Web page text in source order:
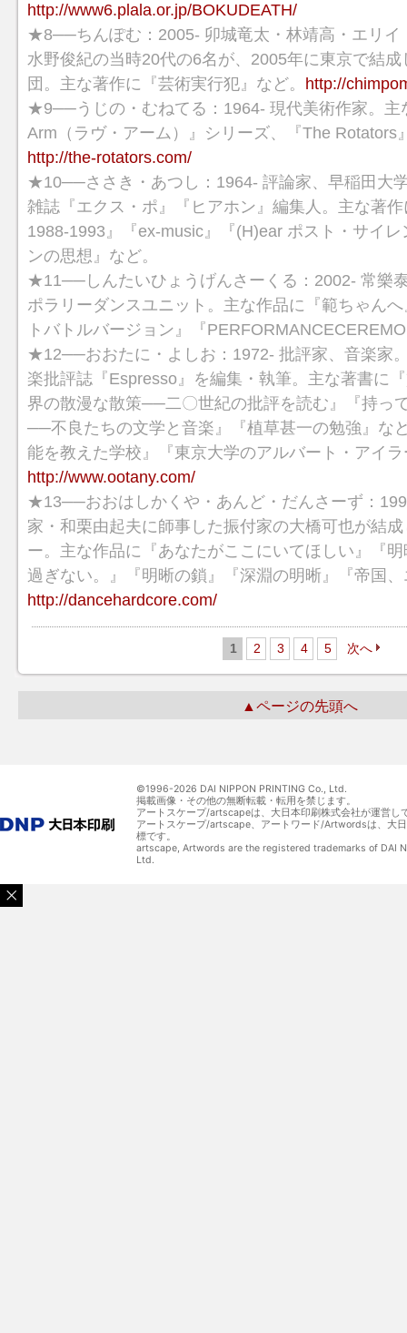
http://www6.plala.or.jp/BOKUDEATH/
★8──ちんぽむ：2005- 卯城竜太・林靖高・エリイ
水野俊紀の当時20代の6名が、2005年に東京で結
団。主な著作に『芸術実行犯』など。 http://
★9──うじの・むねてる：1964- 現代美術作家。主
Arm（ラヴ・アーム）』シリーズ、『The Rotators
http://the-rotators.com/
★10──ささき・あつし：1964- 評論家、早稲田大
雑誌『エクス・ポ』『ヒアホン』編集人。主な著
1988-1993』『ex-music』『(H)ear ポスト・サイ
ンの思想』など。
★11──しんたいひょうげんさーくる：2002- 常樂
ポラリーダンスユニット。主な作品に『範ちゃん
トバトルバージョン』『
★12──おおたに・よしお：1972- 批評家、音楽家
楽批評誌『Espresso』を編集・執筆。主な著書に
界の散漫な散策──二〇世紀の批評を読む』『持っ
──不良たちの文学と音楽』『植草甚一の勉強』な
能を教えた学校』『東京大学のアルバート・アイ
http://www.ootany.com/
★13──おおはしかくや・あんど・だんさーず：
家・和栗由起夫に師事した振付家の大橋可也が結
ー。主な作品に『あなたがここにいてほしい』『
過ぎない。』『明晰の鎖』『深淵の明晰』『帝国
http://dancehardcore.com/
1 2 3 4 5 次へ
▲ページの先頭へ
©1996-2026 DAI NIPPON PRINTING Co., Ltd.
掲載画像・その他の無断転載・転用を禁じます。
アートスケープ/artscapeは、大日本印刷株式会社が運営し
アートスケープ/artscape、アートワード/Artwordsは、大
標です。
artscape, Artwords are the registered trademarks of DAI
Ltd.